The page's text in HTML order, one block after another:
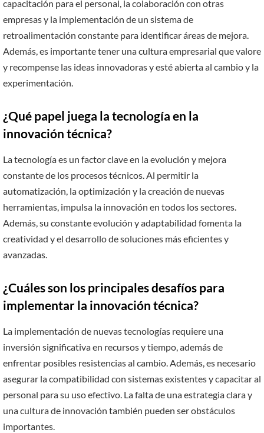
capacitación para el personal, la colaboración con otras
empresas y la implementación de un sistema de
retroalimentación constante para identificar áreas de mejora.
Además, es importante tener una cultura empresarial que valore
y recompense las ideas innovadoras y esté abierta al cambio y la
experimentación.
¿Qué papel juega la tecnología en la
innovación técnica?
La tecnología es un factor clave en la evolución y mejora
constante de los procesos técnicos. Al permitir la
automatización, la optimización y la creación de nuevas
herramientas, impulsa la innovación en todos los sectores.
Además, su constante evolución y adaptabilidad fomenta la
creatividad y el desarrollo de soluciones más eficientes y
avanzadas.
¿Cuáles son los principales desafíos para
implementar la innovación técnica?
La implementación de nuevas tecnologías requiere una
inversión significativa en recursos y tiempo, además de
enfrentar posibles resistencias al cambio. Además, es necesario
asegurar la compatibilidad con sistemas existentes y capacitar al
personal para su uso efectivo. La falta de una estrategia clara y
una cultura de innovación también pueden ser obstáculos
importantes.